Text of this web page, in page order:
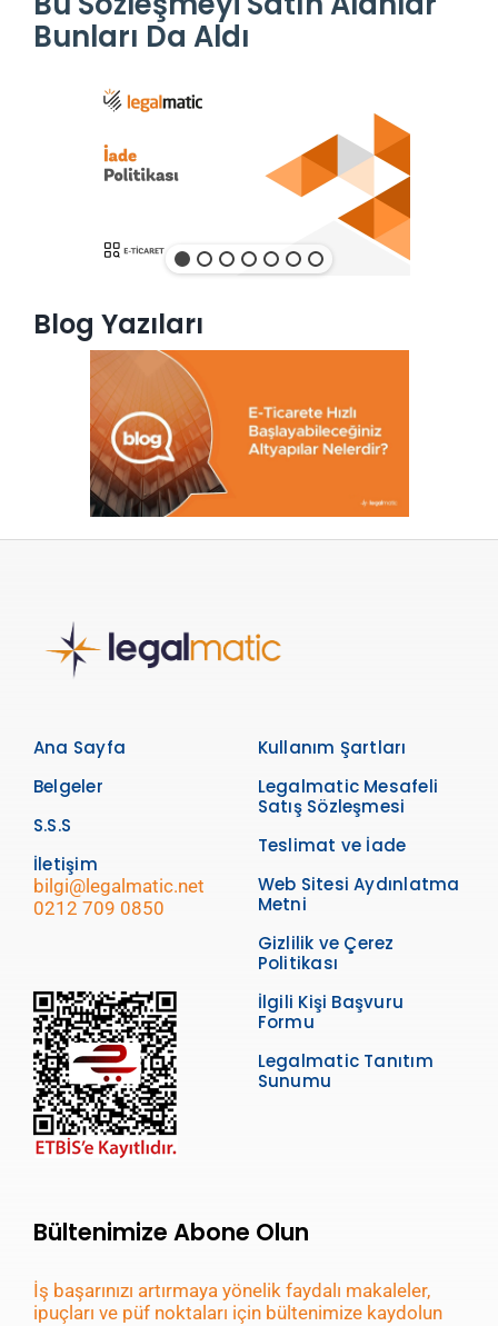
Bunları Da Aldı
Blog Yazıları
Ana Sayfa
Belgeler
S.S.S
İletişim
bilgi@legalmatic.net
0212 709 0850
Kullanım Şartları
Legalmatic Mesafeli
Satış Sözleşmesi
Teslimat ve İade
Web Sitesi Aydınlatma
Metni
Gizlilik ve Çerez
Politikası
İlgili Kişi Başvuru
Formu
Legalmatic Tanıtım
Sunumu
Bültenimize Abone Olun
İş başarınızı artırmaya yönelik faydalı makaleler,
ipuçları ve püf noktaları için bültenimize kaydolun